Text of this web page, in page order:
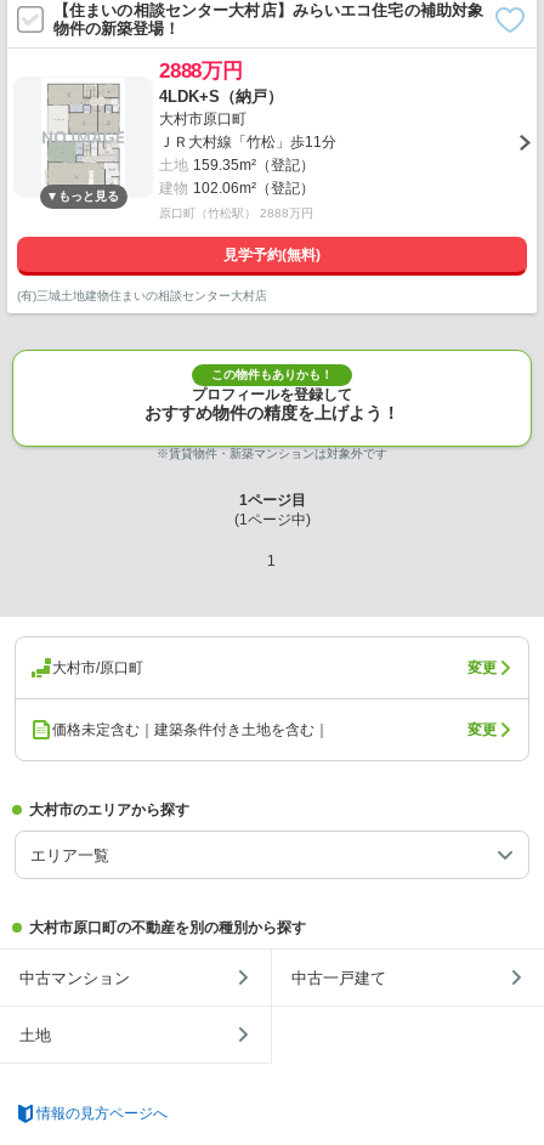
【住まいの相談センター大村店】みらいエコ住宅の補助対象
物件の新築登場！
2888万円
4LDK+S（納戸）
大村市原口町
ＪＲ大村線「竹松」歩11分
土地 159.35m²（登記）
建物 102.06m²（登記）
原口町（竹松駅） 2888万円
見学予約(無料)
(有)三城土地建物住まいの相談センター大村店
この物件もありかも！
プロフィールを登録して
おすすめ物件の精度を上げよう！
※賃貸物件・新築マンションは対象外です
1ページ目
(1ページ中)
1
大村市/原口町 変更
価格未定含む｜建築条件付き土地を含む｜ 変更
大村市のエリアから探す
エリア一覧
大村市原口町の不動産を別の種別から探す
中古マンション 中古一戸建て
土地
情報の見方ページへ